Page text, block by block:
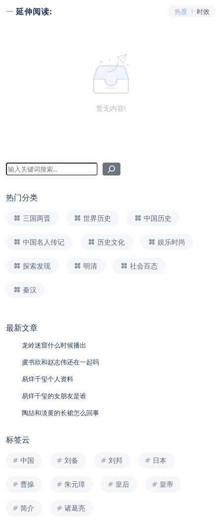
延伸阅读: 热度 时效
暂无内容!
热门分类
三国两晋 世界历史 中国历史
中国名人传记 历史文化 娱乐时尚
探索发现 明清 社会百态
秦汉
最新文章
龙岭迷窟什么时候播出
虞书欣和赵志伟还在一起吗
易烊千玺个人资料
易烊千玺的女朋友是谁
陶喆和淡黄的长裙怎么回事
标签云
中国 刘备 刘邦 日本
曹操 朱元璋 皇后 皇帝
简介 诸葛亮